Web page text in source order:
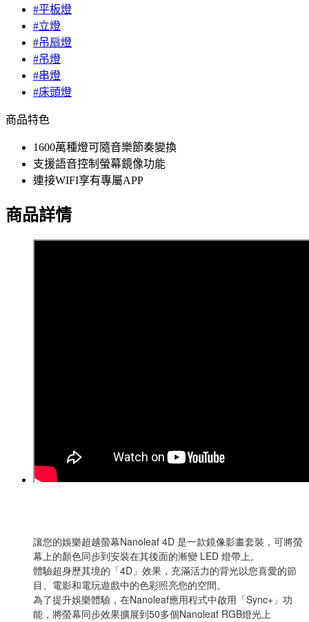
#平板燈
#立燈
#吊扇燈
#吊燈
#串燈
#床頭燈
商品特色
1600萬種燈可隨音樂節奏變換
支援語音控制螢幕鏡像功能
連接WIFI享有專屬APP
商品詳情
讓您的娛樂超越螢幕Nanoleaf 4D 是一款鏡像影畫套裝，可將螢
幕上的顏色同步到安裝在其後面的漸變 LED 燈帶上。
體驗超身歷其境的「4D」效果，充滿活力的背光以您喜愛的節
目、電影和電玩遊戲中的色彩照亮您的空間。
為了提升娛樂體驗，在Nanoleaf應用程式中啟用「Sync+」功
能，將螢幕同步效果擴展到50多個Nanoleaf RGB燈光上